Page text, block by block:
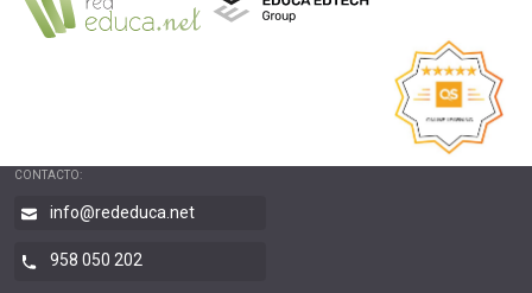
CONTACTO:
info@rededuca.net
958 050 202